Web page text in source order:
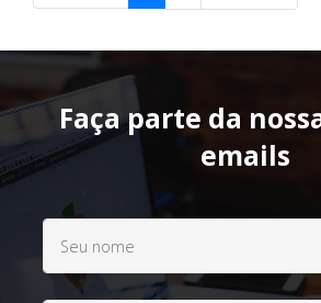
Faça parte da
emails